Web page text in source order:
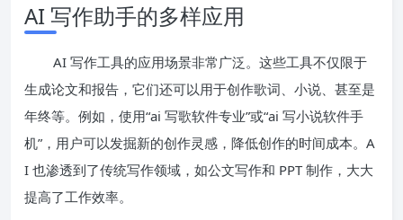
AI 写作助手的多样应用
AI 写作工具的应用场景非常广泛。这些工具不仅限于
生成论文和报告，它们还可以用于创作歌词、小说、甚至是
年终等。例如，使用“ai 写歌软件专业”或“ai 写小说软件手
机”，用户可以发掘新的创作灵感，降低创作的时间成本。A
I 也渗透到了传统写作领域，如公文写作和 PPT 制作，大大
提高了工作效率。